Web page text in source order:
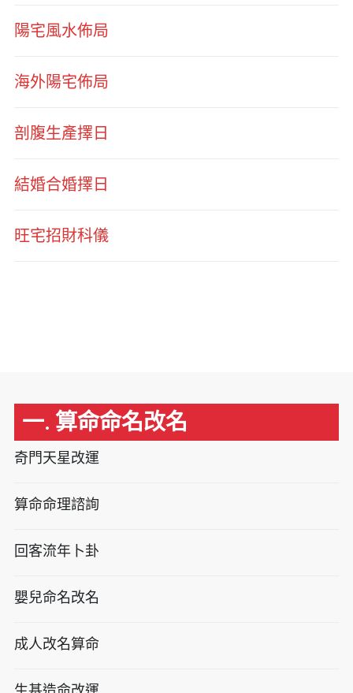
陽宅風水佈局
海外陽宅佈局
剖腹生產擇日
結婚合婚擇日
旺宅招財科儀
一. 算命命名改名
奇門天星改運
算命命理諮詢
回客流年卜卦
嬰兒命名改名
成人改名算命